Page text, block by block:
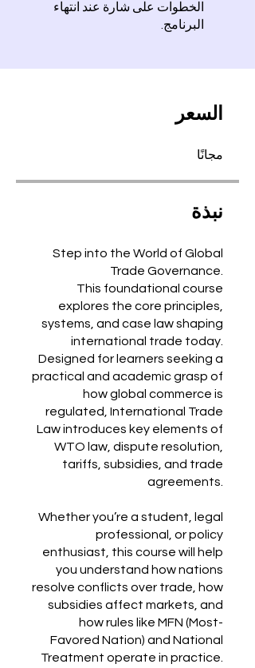
الخطوات على شارة عند انتهاء
البرنامج.
السعر
مجانًا
نبذة
Step into the World of Global
Trade Governance.
This foundational course
explores the core principles,
systems, and case law shaping
international trade today.
Designed for learners seeking a
practical and academic grasp of
how global commerce is
regulated, International Trade
Law introduces key elements of
WTO law, dispute resolution,
tariffs, subsidies, and trade
agreements.
Whether you’re a student, legal
professional, or policy
enthusiast, this course will help
you understand how nations
resolve conflicts over trade, how
subsidies affect markets, and
how rules like MFN (Most-
Favored Nation) and National
Treatment operate in practice.